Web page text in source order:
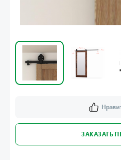
ЗАКАЗАТЬ